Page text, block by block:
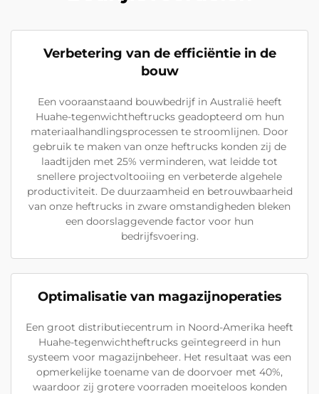
Verbetering van de efficiëntie in de
bouw
Een vooraanstaand bouwbedrijf in Australië heeft
Huahe-tegenwichtheftrucks geadopteerd om hun
materiaalhandlingsprocessen te stroomlijnen. Door
gebruik te maken van onze heftrucks konden zij de
laadtijden met 25% verminderen, wat leidde tot
snellere projectvoltooiing en verbeterde algehele
productiviteit. De duurzaamheid en betrouwbaarheid
van onze heftrucks in zware omstandigheden bleken
een doorslaggevende factor voor hun
bedrijfsvoering.
Optimalisatie van magazijnoperaties
Een groot distributiecentrum in Noord-Amerika heeft
Huahe-tegenwichtheftrucks geïntegreerd in hun
systeem voor magazijnbeheer. Het resultaat was een
opmerkelijke toename van de doorvoer met 40%,
waardoor zij grotere voorraden moeiteloos konden